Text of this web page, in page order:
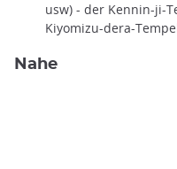
usw) - der Kennin-ji-
Kiyomizu-dera-
Nahe